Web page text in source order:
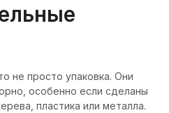
не просто упаковка. Они
особенно если сделаны
пластика или металла.